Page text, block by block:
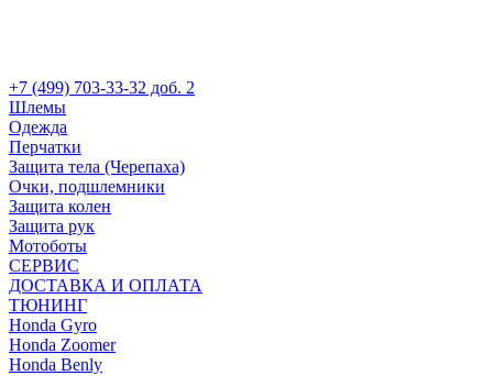
+7 (499) 703-33-32 доб. 2
Шлемы
Одежда
Перчатки
Защита тела (Черепаха)
Очки, подшлемники
Защита колен
Защита рук
Мотоботы
СЕРВИС
ДОСТАВКА И ОПЛАТА
ТЮНИНГ
Honda Gyro
Honda Zoomer
Honda Benly